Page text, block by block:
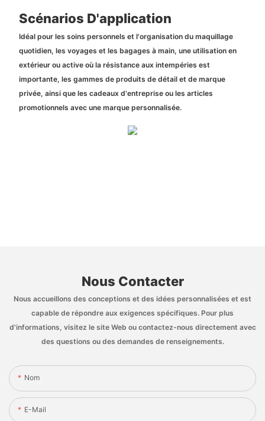
Scénarios D'application
Idéal pour les soins personnels et l'organisation du maquillage
quotidien, les voyages et les bagages à main, une utilisation en
extérieur ou active où la résistance aux intempéries est
importante, les gammes de produits de détail et de marque
privée, ainsi que les cadeaux d'entreprise ou les articles
promotionnels avec une marque personnalisée.
Nous Contacter
Nous accueillons des conceptions et des idées personnalisées et est
capable de répondre aux exigences spécifiques. Pour plus
d'informations, visitez le site Web ou contactez-nous directement avec
des questions ou des demandes de renseignements.
Nom
E-Mail